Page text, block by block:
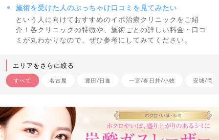
施術を受けた人のぶっちゃけ口コミを見てみたい
という人に向けておすすめのイボ治療クリニックをご紹
介！各クリニックの特徴や、施術ごとの詳しい料金・口コ
ミが丸わかりなので、ぜひ参考にしてみてください。
エリアをさらに絞る
すべて 名古屋 豊田/日進 一宮/春日井/小牧 安城/岡崎